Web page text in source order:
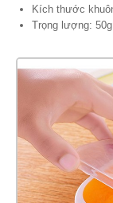
Kích thước
Trọng lượng: 50g